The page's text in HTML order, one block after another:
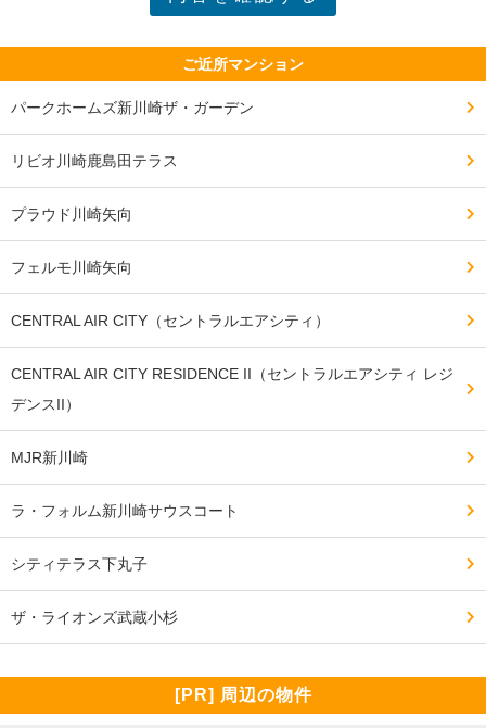
ご近所マンション
パークホームズ新川崎ザ・ガーデン
リビオ川崎鹿島田テラス
プラウド川崎矢向
フェルモ川崎矢向
CENTRAL AIR CITY（セントラルエアシティ）
CENTRAL AIR CITY RESIDENCE II（セントラルエアシティ レジ
デンスII）
MJR新川崎
ラ・フォルム新川崎サウスコート
シティテラス下丸子
ザ・ライオンズ武蔵小杉
[PR] 周辺の物件